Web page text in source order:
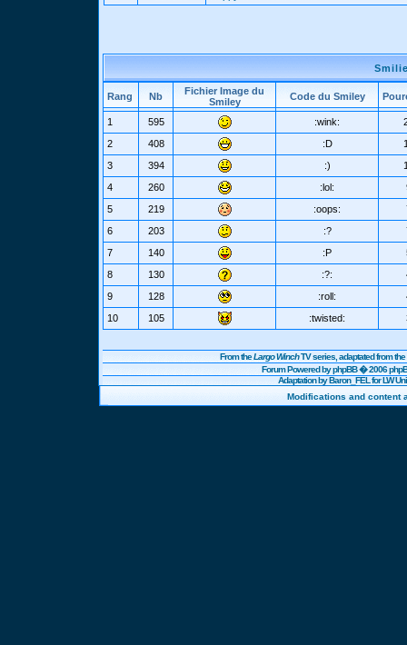
Rang Nb
Fichier Image du
Smiley
Code du Smiley
1 595 :wink:
2
408 :D
3
394 :)
4
260 :lol:
5
219 :oops:
6
203 :?
7
140 :P
8
130 :?:
9
128 :roll:
10
105 :twisted:
From theLargo WinchTV series, adaptated from
Forum Powered byphpBB� 2006
Adaptation by Baron_FEL for LW
Modifications and content